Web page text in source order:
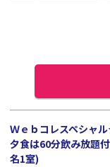
Ｗｅｂコレスペシャ
夕食は60分飲み放題
名1室)